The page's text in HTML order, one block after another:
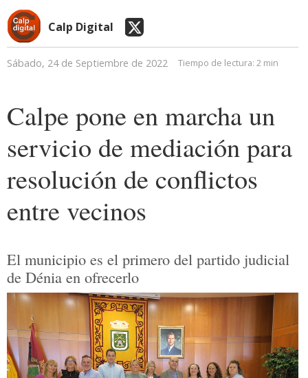
Calp Digital
Sábado, 24 de Septiembre de 2022 Tiempo de lectura: 2 min
Calpe pone en marcha un
servicio de mediación para
resolución de conflictos
entre vecinos
El municipio es el primero del partido judicial
de Dénia en ofrecerlo